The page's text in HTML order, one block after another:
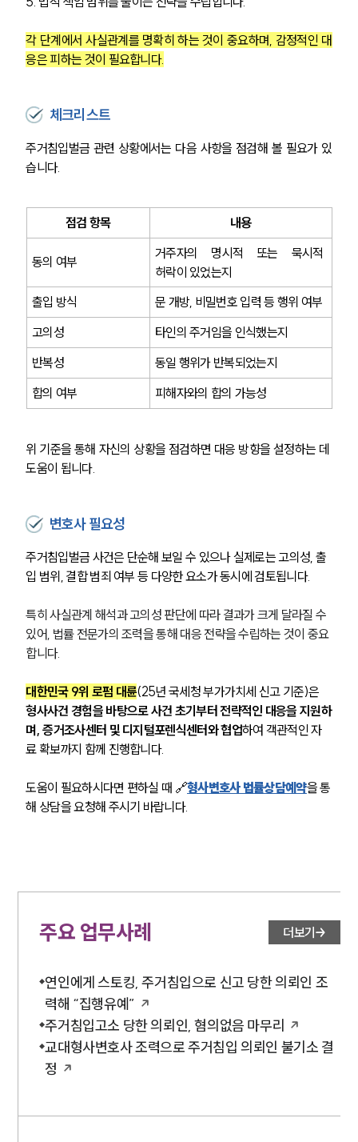
구성원 소개
법률 블로그
뉴스레터/브로슈어
세미나
대륜법률상담예약
대륜법률상담예약
각 단계에서 사실관계를 명확히 하는 것이 중요하며, 감정적인 대
응은 피하는 것이 필요합니다.
체크리스트
주거침입벌금 관련 상황에서는 다음 사항을 점검해 볼 필요가 있
습니다.
점검 항목 내용
동의 여부
거주자의 명시적 또는 묵시적
허락이 있었는지
출입 방식
문 개방, 비밀번호 입력 등 행위 여부
고의성
타인의 주거임을 인식했는지
반복성
동일 행위가 반복되었는지
합의 여부
피해자와의 합의 가능성
위 기준을 통해 자신의 상황을 점검하면 대응 방향을 설정하는 데
도움이 됩니다.
변호사 필요성
주거침입벌금 사건은 단순해 보일 수 있으나 실제로는 고의성, 출
입 범위, 결합 범죄 여부 등 다양한 요소가 동시에 검토됩니다.
특히 사실관계 해석과 고의성 판단에 따라 결과가 크게 달라질 수
있어, 법률 전문가의 조력을 통해 대응 전략을 수립하는 것이 중요
합니다.
대한민국 9위 로펌 대륜(25년 국세청 부가가치세 신고 기준)은
형사사건 경험을 바탕으로 사건 초기부터 전략적인 대응을 지원하
며, 증거조사센터 및 디지털포렌식센터와 협업하여 객관적인 자
료 확보까지 함께 진행합니다.
도움이 필요하시다면 편하실 때 🔗형사변호사 법률상담예약을 통
해 상담을 요청해 주시기 바랍니다.
주요 업무사례 더보기
연인에게 스토킹, 주거침입으로 신고 당한 의뢰인 조
력해 “집행유예”
주거침입고소 당한 의뢰인, 혐의없음 마무리
교대형사변호사 조력으로 주거침입 의뢰인 불기소 결
정